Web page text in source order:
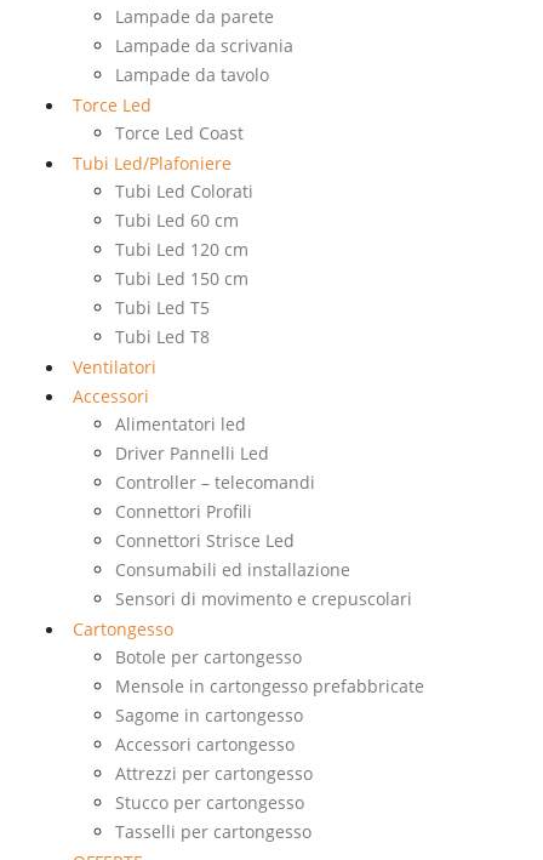
Lampade da parete
Lampade da scrivania
Lampade da tavolo
Torce Led
Torce Led Coast
Tubi Led/Plafoniere
Tubi Led Colorati
Tubi Led 60 cm
Tubi Led 120 cm
Tubi Led 150 cm
Tubi Led T5
Tubi Led T8
Ventilatori
Accessori
Alimentatori led
Driver Pannelli Led
Controller – telecomandi
Connettori Profili
Connettori Strisce Led
Consumabili ed installazione
Sensori di movimento e crepuscolari
Cartongesso
Botole per cartongesso
Mensole in cartongesso prefabbricate
Sagome in cartongesso
Accessori cartongesso
Attrezzi per cartongesso
Stucco per cartongesso
Tasselli per cartongesso